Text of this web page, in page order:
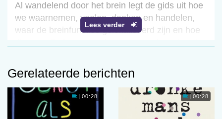
Lees verder
Al wandelend door het brein legt de gids uit hoe
we waarnemen, voelen, denken en handelen,
waar de breinfuncties gelokaliseerd zijn en hoe
Gerelateerde berichten
00:28 00:28